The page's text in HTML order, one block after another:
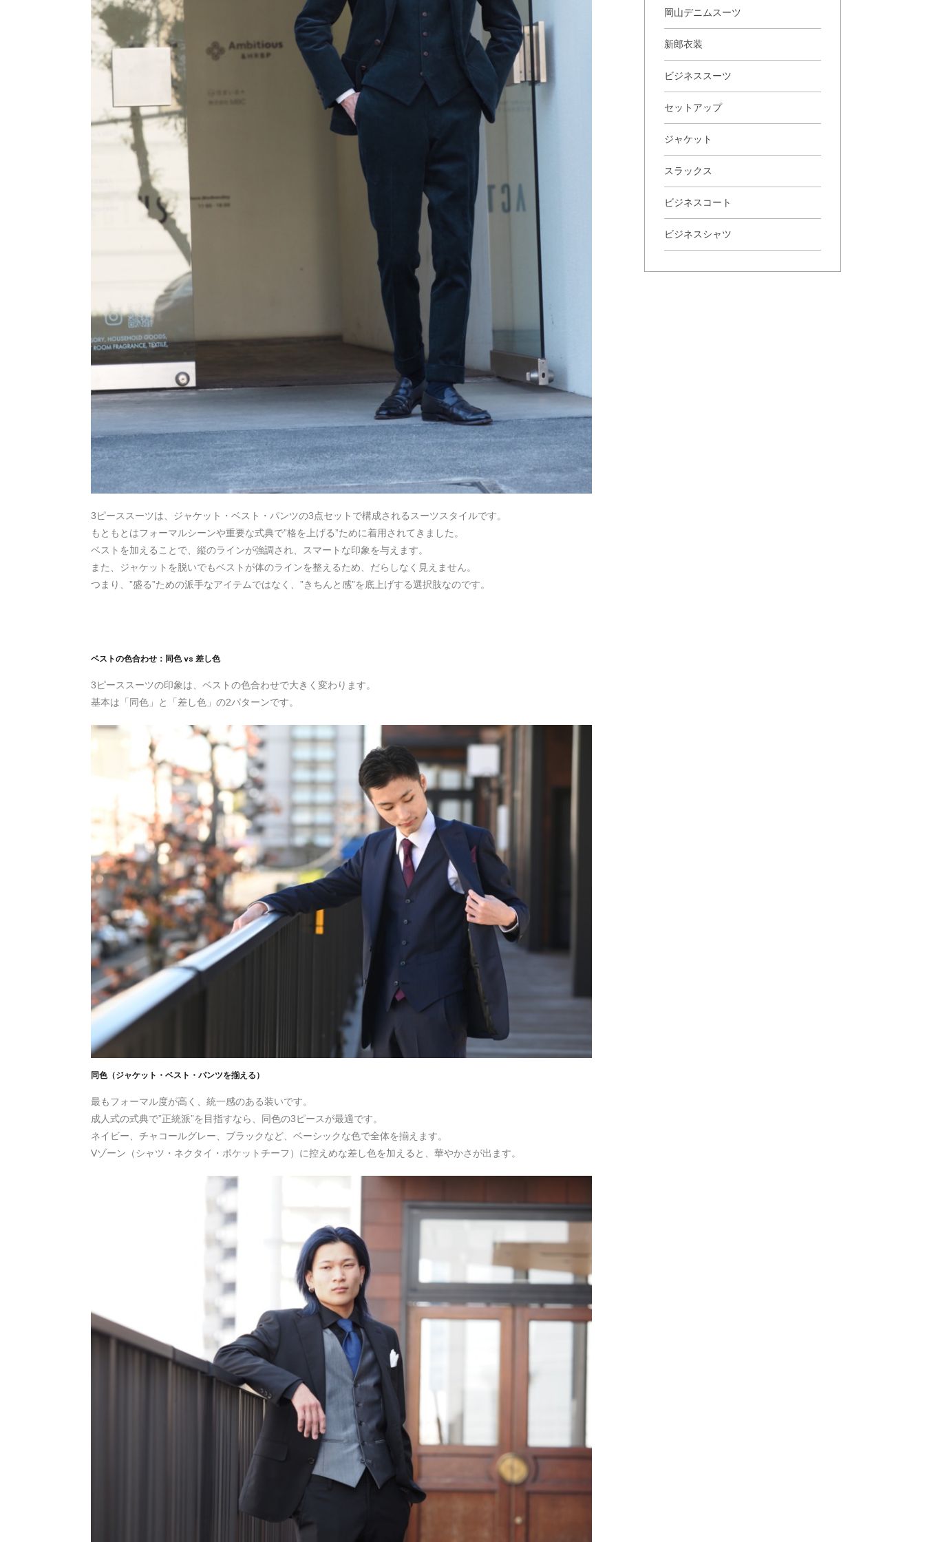
3ピーススーツは、ジャケット・ベスト・パンツの3点セットで構成されるスーツスタイルです。
もともとはフォーマルシーンや重要な式典で”格を上げる”ために着用されてきました。
ベストを加えることで、縦のラインが強調され、スマートな印象を与えます。
また、ジャケットを脱いでもベストが体のラインを整えるため、だらしなく見えません。
つまり、”盛る”ための派手なアイテムではなく、”きちんと感”を底上げする選択肢なのです。
ベストの色合わせ：同色 vs 差し色
3ピーススーツの印象は、ベストの色合わせで大きく変わります。
基本は「同色」と「差し色」の2パターンです。
同色（ジャケット・ベスト・パンツを揃える）
最もフォーマル度が高く、統一感のある装いです。
成人式の式典で”正統派”を目指すなら、同色の3ピースが最適です。
ネイビー、チャコールグレー、ブラックなど、ベーシックな色で全体を揃えます。
Vゾーン（シャツ・ネクタイ・ポケットチーフ）に控えめな差し色を加えると、華やかさが出ます。
岡山デニムスーツ
新郎衣装
ビジネススーツ
セットアップ
ジャケット
スラックス
ビジネスコート
ビジネスシャツ